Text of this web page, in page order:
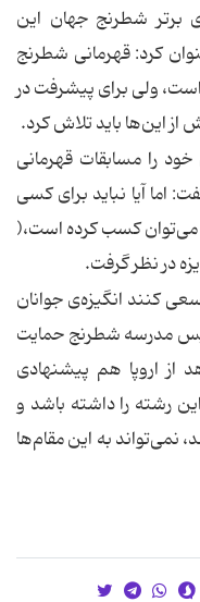
برتر شطرنج جهان این
كرد: قهرمانی شطرنج
است، ولی برای پیشرفت در
این‌ها باید تلاش كرد.
را مسابقات قهرمانی
اما آیا نباید برای كسی
می‌توان كسب كرده است،(
در نظر گرفت.
كنند انگیزه‌ی جوانان
مدرسه شطرنج حمایت
از اروپا هم پیشنهادی
رشته را داشته باشد و
نمی‌تواند به این مقام‌ها